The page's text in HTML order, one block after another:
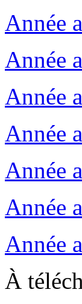
Année
Année
Année
Année
Année
Année
Année
À